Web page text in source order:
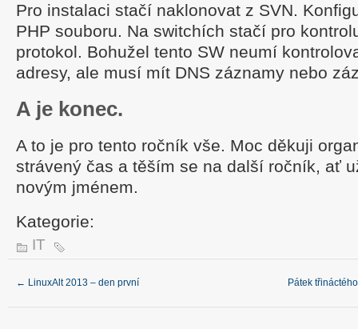
Pro instalaci stačí naklonovat z SVN.
PHP souboru. Na switchích stačí pro
protokol. Bohužel tento SW neumí
adresy, ale musí mít DNS záznamy nebo
A je konec.
A to je pro tento ročník vše. Moc děkuji
strávený čas a těším se na další ročník, ať
novým jménem.
Kategorie:
IT
← LinuxAlt 2013 – den první Pátek